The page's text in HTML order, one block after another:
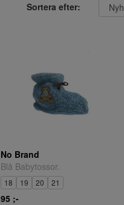
Sortera efter:
No Brand
Blå Babytossor.
18 19 20 21
95 ;-